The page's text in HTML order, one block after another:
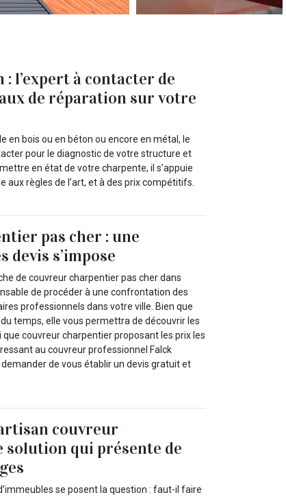
l’expert à contacter de
de réparation sur votre
en bois ou en béton ou encore en métal, le
pour le diagnostic de votre structure et
en état de votre charpente, il s’appuie
règles de l’art, et à des prix compétitifs.
pas cher : une
s’impose
de couvreur charpentier pas cher dans
de procéder à une confrontation des
professionnels dans votre ville. Bien que
temps, elle vous permettra de découvrir les
couvreur charpentier proposant les prix les
au couvreur professionnel Falck
de vous établir un devis gratuit et
couvreur
solution qui présente de
se posent la question : faut-il faire